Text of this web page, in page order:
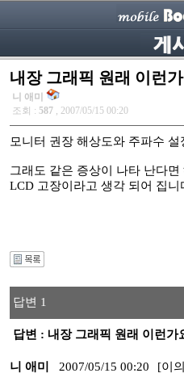
내장 그래픽 원래 이런
니 애미
조회 : 587 , 2007/05/15 00:20
모니터 권장 해상도와 주파수
그래도 같은 증상이 나타 난다
LCD 고장이라고 생각 되어 집니
답변 1
답변 : 내장 그래픽 원래 이런가
니 애미 2007/05/15 00:20 [이